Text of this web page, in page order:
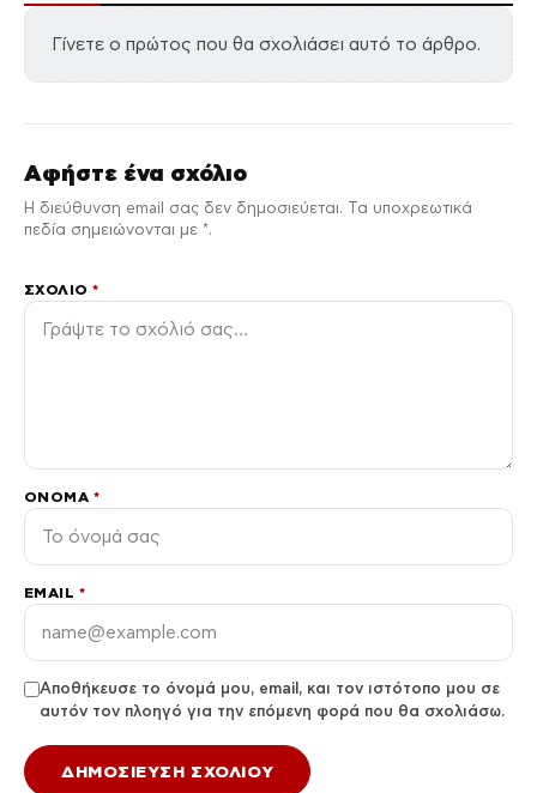
Γίνετε ο πρώτος που θα σχολιάσει αυτό το άρθρο.
Αφήστε ένα σχόλιο
Η διεύθυνση email σας δεν δημοσιεύεται. Τα υποχρεωτικά
πεδία σημειώνονται με *.
ΣΧΌΛΙΟ*
ΌΝΟΜΑ *
EMAIL *
Αποθήκευσε το όνομά μου, email, και τον ιστότοπο μου σε
αυτόν τον πλοηγό για την επόμενη φορά που θα σχολιάσω.